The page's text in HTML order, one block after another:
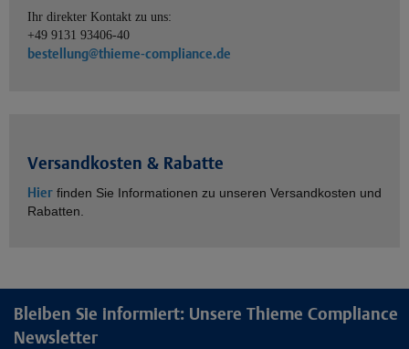
Ihr direkter Kontakt zu uns:
+49 9131 93406-40
bestellung@thieme-compliance.de
Versandkosten & Rabatte
Hier finden Sie Informationen zu unseren Versandkosten und
Rabatten.
Bleiben Sie informiert: Unsere Thieme Compliance
Newsletter